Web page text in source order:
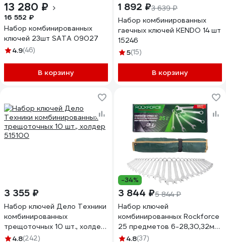
13 280 ₽
16 552 ₽
Набор комбинированных
ключей 23шт SATA 09027
4.9(46)
В корзину
1 892 ₽3 639 ₽
Набор комбинированных
гаечных ключей KENDO 14 шт
15246
5(15)
В корзину
3 355 ₽
Набор ключей Дело Техники
комбинированных
трещоточных 10 шт., холдер
515100
4.8(242)
-34%
3 844 ₽5 844 ₽
Набор ключей
комбинированных Rockforce
25 предметов 6-28,30,32мм
RF-5261P Premium(60778)
4.8(37)